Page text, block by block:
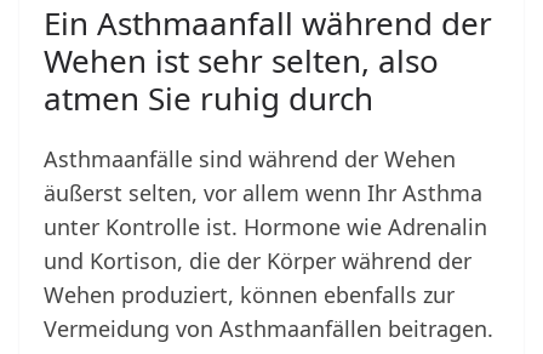
Ein Asthmaanfall während der
Wehen ist sehr selten, also
atmen Sie ruhig durch
Asthmaanfälle sind während der Wehen
äußerst selten, vor allem wenn Ihr Asthma
unter Kontrolle ist. Hormone wie Adrenalin
und Kortison, die der Körper während der
Wehen produziert, können ebenfalls zur
Vermeidung von Asthmaanfällen beitragen.